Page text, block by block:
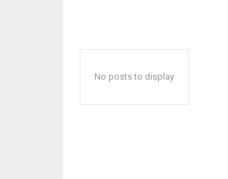
No posts to display